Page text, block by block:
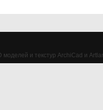
и текстур ArchiCad и